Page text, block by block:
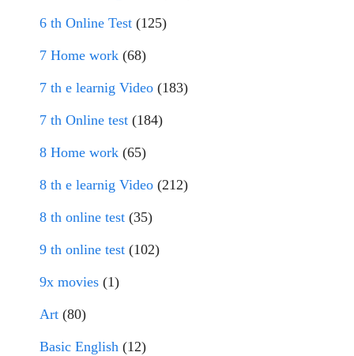
6 th Online Test (125)
7 Home work (68)
7 th e learnig Video (183)
7 th Online test (184)
8 Home work (65)
8 th e learnig Video (212)
8 th online test (35)
9 th online test (102)
9x movies (1)
Art (80)
Basic English (12)